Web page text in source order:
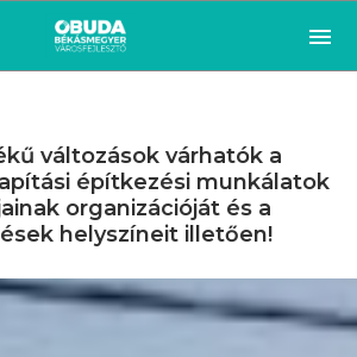
változások várhatók a
építkezési munkálatok
organizációját és a
helyszíneit illetően!